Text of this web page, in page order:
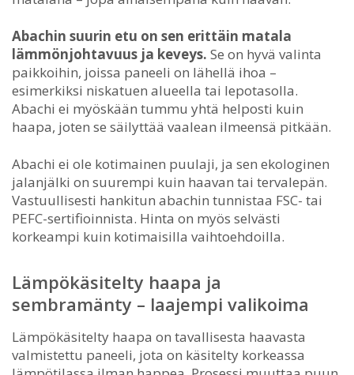
Abachin suurin etu on sen erittäin matala
lämmönjohtavuus ja keveys. Se on hyvä valinta
paikkoihin, joissa paneeli on lähellä ihoa –
esimerkiksi niskatuen alueella tai lepotasolla.
Abachi ei myöskään tummu yhtä helposti kuin
haapa, joten se säilyttää vaalean ilmeensä pitkään.
Abachi ei ole kotimainen puulaji, ja sen ekologinen
jalanjälki on suurempi kuin haavan tai tervalepän.
Vastuullisesti hankitun abachin tunnistaa FSC- tai
PEFC-sertifioinnista. Hinta on myös selvästi
korkeampi kuin kotimaisilla vaihtoehdoilla.
Lämpökäsitelty haapa ja
sembramänty – laajempi valikoima
Lämpökäsitelty haapa on tavallisesta haavasta
valmistettu paneeli, jota on käsitelty korkeassa